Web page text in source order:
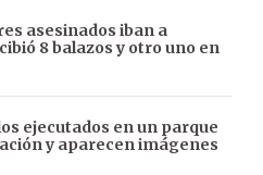
asesinados iban a
8 balazos y otro uno en
ejecutados en un parque
y aparecen imágenes